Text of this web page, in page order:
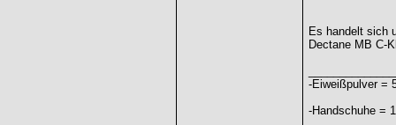
Es handelt sich
Dectane MB C-
-Eiweißpulver =
-Handschuhe =